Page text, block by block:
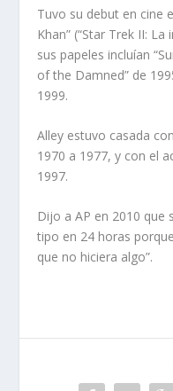
Tuvo su debut en cine
Khan” (“Star Trek II:
sus papeles incluían
of the Damned” de
1999.
Alley estuvo casada
1970 a 1977, y con el
1997.
Dijo a AP en 2010 que
tipo en 24 horas
que no hiciera algo”.